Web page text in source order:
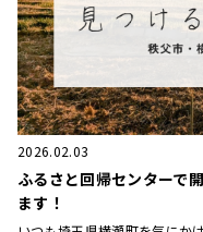
2026.02.03
ふるさと回帰センターで
ます！